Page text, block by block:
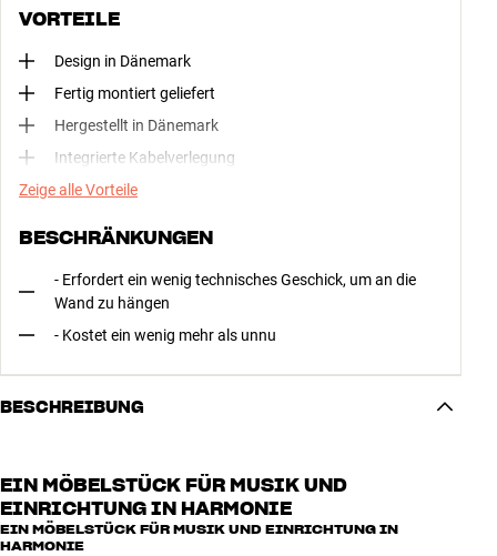
VORTEILE
Design in Dänemark
Fertig montiert geliefert
Hergestellt in Dänemark
Integrierte Kabelverlegung
Zeige alle Vorteile
BESCHRÄNKUNGEN
- Erfordert ein wenig technisches Geschick, um an die
Wand zu hängen
- Kostet ein wenig mehr als unnu
BESCHREIBUNG
EIN MÖBELSTÜCK FÜR MUSIK UND
EINRICHTUNG IN HARMONIE
EIN MÖBELSTÜCK FÜR MUSIK UND EINRICHTUNG IN
HARMONIE